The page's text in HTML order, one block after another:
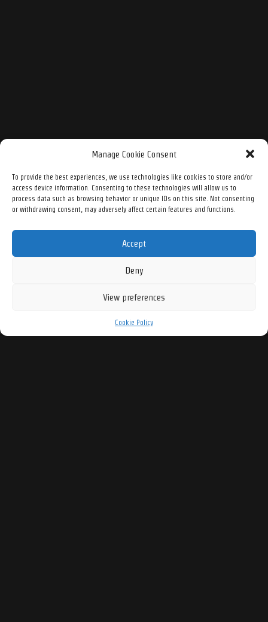
Manage Cookie Consent
To provide the best experiences, we use technologies like cookies to store and/or
access device information. Consenting to these technologies will allow us to
process data such as browsing behavior or unique IDs on this site. Not consenting
or withdrawing consent, may adversely affect certain features and functions.
Accept
Deny
View preferences
Cookie Policy